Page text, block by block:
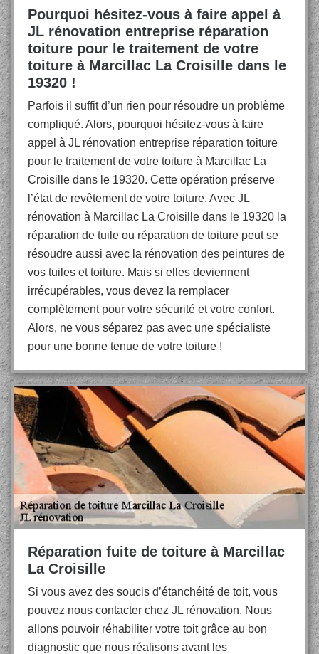
Pourquoi hésitez-vous à faire appel à
JL rénovation entreprise réparation
toiture pour le traitement de votre
toiture à Marcillac La Croisille dans le
19320 !
Parfois il suffit d’un rien pour résoudre un problème
compliqué. Alors, pourquoi hésitez-vous à faire
appel à JL rénovation entreprise réparation toiture
pour le traitement de votre toiture à Marcillac La
Croisille dans le 19320. Cette opération préserve
l’état de revêtement de votre toiture. Avec JL
rénovation à Marcillac La Croisille dans le 19320 la
réparation de tuile ou réparation de toiture peut se
résoudre aussi avec la rénovation des peintures de
vos tuiles et toiture. Mais si elles deviennent
irrécupérables, vous devez la remplacer
complètement pour votre sécurité et votre confort.
Alors, ne vous séparez pas avec une spécialiste
pour une bonne tenue de votre toiture !
Réparation fuite de toiture à Marcillac
La Croisille
Si vous avez des soucis d’étanchéité de toit, vous
pouvez nous contacter chez JL rénovation. Nous
allons pouvoir réhabiliter votre toit grâce au bon
diagnostic que nous réalisons avant les